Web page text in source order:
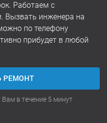
Работаем с
Вызвать инженера на
по телефону
прибудет в любой
РЕМОНТ
в течение 5 минут